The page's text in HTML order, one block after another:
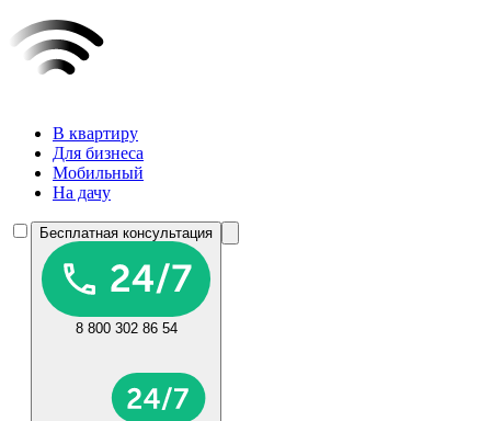
В квартиру
Для бизнеса
Мобильный
На дачу
Бесплатная консультация
8 800 302 86 54